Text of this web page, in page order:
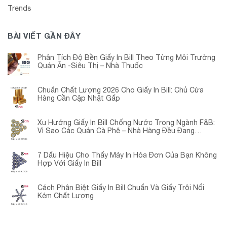
Trends
BÀI VIẾT GẦN ĐÂY
Phân Tích Độ Bền Giấy In Bill Theo Từng Môi Trường
Quán Ăn -Siêu Thị – Nhà Thuốc
Chuẩn Chất Lượng 2026 Cho Giấy In Bill: Chủ Cửa
Hàng Cần Cập Nhật Gấp
Xu Hướng Giấy In Bill Chống Nước Trong Ngành F&B:
Vì Sao Các Quán Cà Phê – Nhà Hàng Đều Đang
7 Dấu Hiệu Cho Thấy Máy In Hóa Đơn Của Bạn Không
Hợp Với Giấy In Bill
Cách Phân Biệt Giấy In Bill Chuẩn Và Giấy Trôi Nổi
Kém Chất Lượng